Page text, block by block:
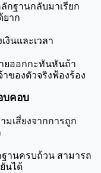
กฐานกลับมาเรียก
ยาก
เงินและเวลา
ยออกกะทันหันถ้า
าของตัวจริงฟ้องร้อง
บคอบ
มเสี่ยงจากการถูก
านครบถ้วน สามารถ
นได้